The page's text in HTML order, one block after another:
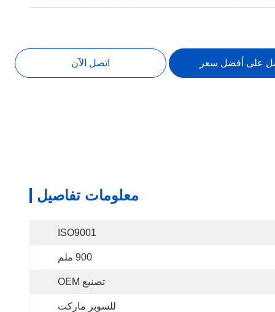
على أفضل سعر اتصل الآن
معلومات تفاصيل
ISO9001
900 ملم
تصنيع OEM
للسوبر ماركت